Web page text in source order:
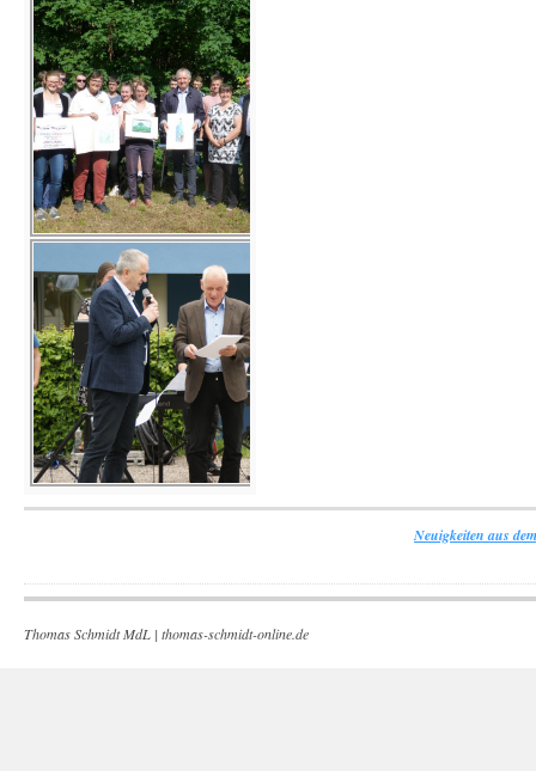
Neuigkeiten aus
Thomas Schmidt MdL | thomas-schmidt-online.de